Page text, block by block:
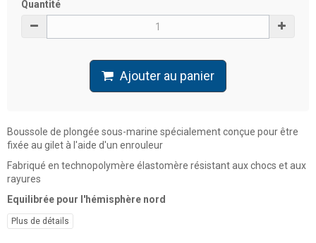
Quantité
Ajouter au panier
Boussole de plongée sous-marine spécialement conçue pour être
fixée au gilet à l'aide d'un enrouleur
Fabriqué en technopolymère élastomère résistant aux chocs et aux
rayures
Equilibrée pour l'hémisphère nord
Plus de détails